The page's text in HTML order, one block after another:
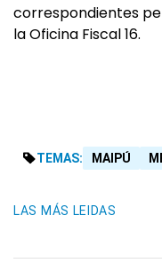
correspondientes
la Oficina Fiscal 16.
TEMAS: MAIPÚ
LAS MÁS LEIDAS